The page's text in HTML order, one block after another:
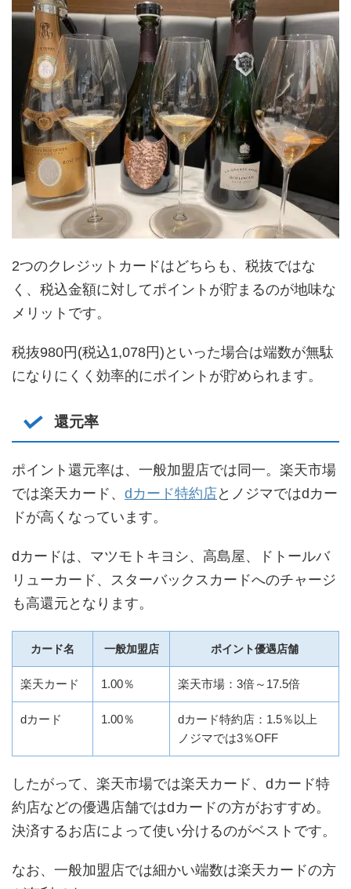
2つのクレジットカードはどちらも、税抜ではな
く、税込金額に対してポイントが貯まるのが地味な
メリットです。
税抜980円(税込1,078円)といった場合は端数が無駄
になりにくく効率的にポイントが貯められます。
還元率
ポイント還元率は、一般加盟店では同一。楽天市場
では楽天カード、 dカード特約店とノジマではdカー
ドが高くなっています。
dカードは、マツモトキヨシ、高島屋、ドトールバ
リューカード、スターバックスカードへのチャージ
も高還元となります。
カード名 一般加盟店 ポイント優遇店舗
楽天カード 1.00％ 楽天市場：3倍～17.5倍
dカード 1.00％
dカード特約店：1.5％以上
ノジマでは3％OFF
したがって、楽天市場では楽天カード、dカード特
約店などの優遇店舗ではdカードの方がおすすめ。
決済するお店によって使い分けるのがベストです。
なお、一般加盟店では細かい端数は楽天カードの方